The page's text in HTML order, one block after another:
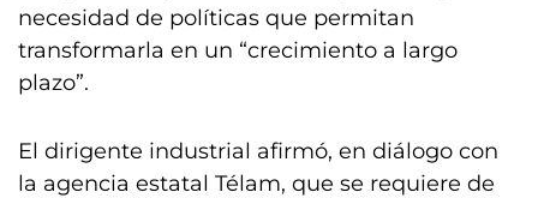
necesidad de políticas que permitan
transformarla en un “crecimiento a largo
plazo”.
El dirigente industrial afirmó, en diálogo con
la agencia estatal Télam, que se requiere de